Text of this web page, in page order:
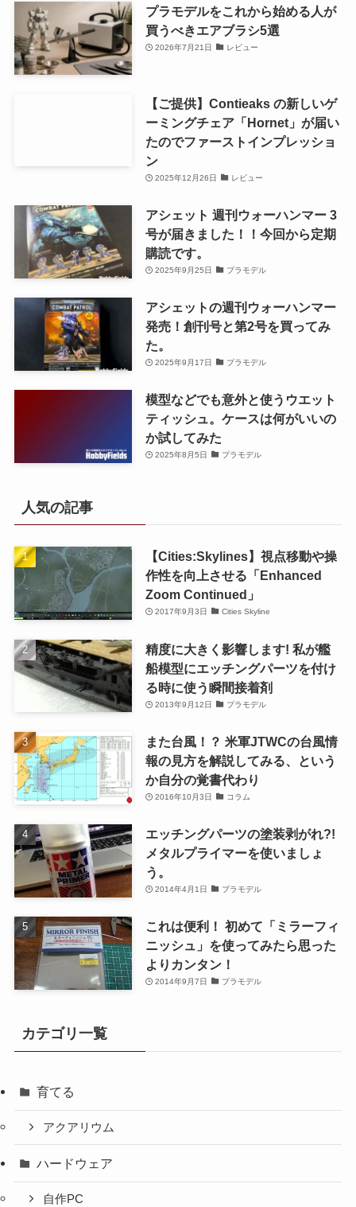
プラモデルをこれから始める人が
買うべきエアブラシ5選
2026年7月21日 レビュー
【ご提供】Contieaks の新しいゲ
ーミングチェア「Hornet」が届い
たのでファーストインプレッショ
ン
2025年12月26日 レビュー
アシェット 週刊ウォーハンマー 3
号が届きました！！今回から定期
購読です。
2025年9月25日 プラモデル
アシェットの週刊ウォーハンマー
発売！創刊号と第2号を買ってみ
た。
2025年9月17日 プラモデル
模型などでも意外と使うウエット
ティッシュ。ケースは何がいいの
か試してみた
2025年8月5日 プラモデル
人気の記事
【Cities:Skylines】視点移動や操
作性を向上させる「Enhanced
Zoom Continued」
2017年9月3日 Cities Skyline
精度に大きく影響します! 私が艦
船模型にエッチングパーツを付け
る時に使う瞬間接着剤
2013年9月12日 プラモデル
また台風！？ 米軍JTWCの台風情
報の見方を解説してみる、という
か自分の覚書代わり
2016年10月3日 コラム
エッチングパーツの塗装剥がれ?!
メタルプライマーを使いましょ
う。
2014年4月1日 プラモデル
これは便利！ 初めて「ミラーフィ
ニッシュ」を使ってみたら思った
よりカンタン！
2014年9月7日 プラモデル
カテゴリ一覧
育てる
アクアリウム
ハードウェア
自作PC